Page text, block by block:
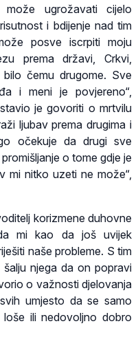
može ugrožavati cijelo
i bdijenje nad tim
posve iscrpiti moju
prema državi, Crkvi,
čemu drugome. Sve
i meni je povjereno“,
je govoriti o mrtvilu
ljubav prema drugima i
očekuje da drugi sve
o tome gdje je
mi nitko uzeti ne može“,
korizmene duhovne
mi kao da još uvijek
naše probleme. S tim
njega da on popravi
o važnosti djelovanja
umjesto da se samo
ili nedovoljno dobro